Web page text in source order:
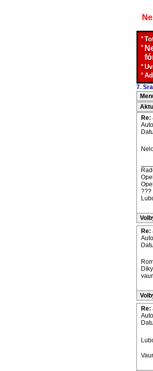
*
*
*
*
7.
Re:
???
Re:
Díky
Re: